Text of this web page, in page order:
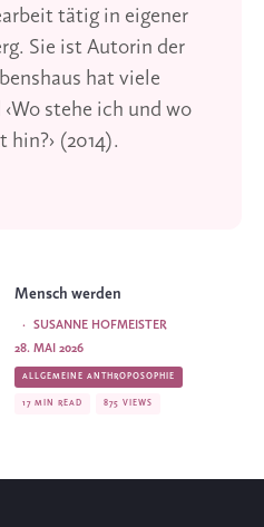
tätig in eigener
Sie ist Autorin der
hat viele
‹Wo stehe ich und wo
hin?› (2014).
Mensch werden
SUSANNE HOFMEISTER
·
28. MAI 2026
ALLGEMEINE ANTHROPOSOPHIE
17 MIN READ 875 VIEWS